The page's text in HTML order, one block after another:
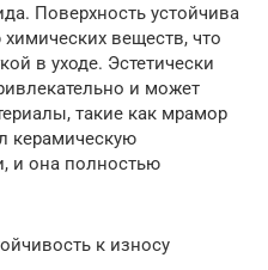
Поверхность устойчива
веществ, что
в уходе. Эстетически
и может
такие как мрамор
керамическую
и она полностью
к износу